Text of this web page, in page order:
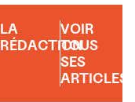
LA
RÉDACTION
VOIR
TOUS
SES
ARTICLES